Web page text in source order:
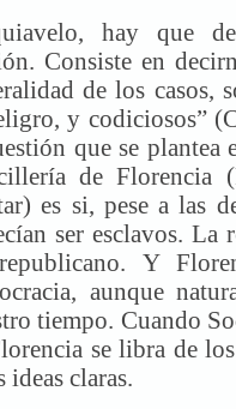
hay que
Consiste en
de los casos,
y codiciosos”
que se
de Florencia
es si, pese a las
ser esclavos. La
Y
aunque
tiempo. Cuando
se libra de
ideas claras.